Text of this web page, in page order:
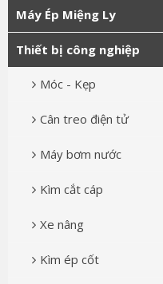
Máy Ép Miệng Ly
Thiết bị công nghiệp
Móc - Kẹp
Cân treo điện tử
Máy bơm nước
Kìm cắt cáp
Xe nâng
Kìm ép cốt